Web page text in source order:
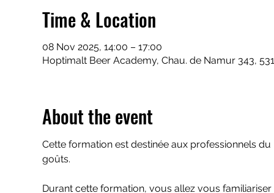
Time & Location
08 Nov 2025, 14:00 – 17:00
Hoptimalt Beer Academy, Chau. de Namur 343,
About the event
Cette formation est destinée aux professionnels
goûts.
Durant cette formation, vous allez vous